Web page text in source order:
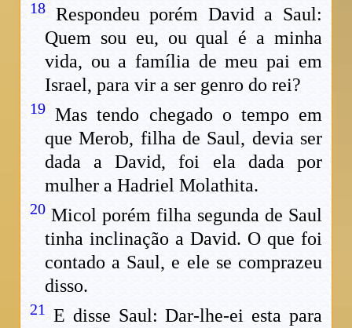
18 Respondeu porém David a Saul:
Quem sou eu, ou qual é a minha
vida, ou a família de meu pai em
Israel, para vir a ser genro do rei?
19 Mas tendo chegado o tempo em
que Merob, filha de Saul, devia ser
dada a David, foi ela dada por
mulher a Hadriel Molathita.
20 Micol porém filha segunda de Saul
tinha inclinação a David. O que foi
contado a Saul, e ele se comprazeu
disso.
21 E disse Saul: Dar-lhe-ei esta para